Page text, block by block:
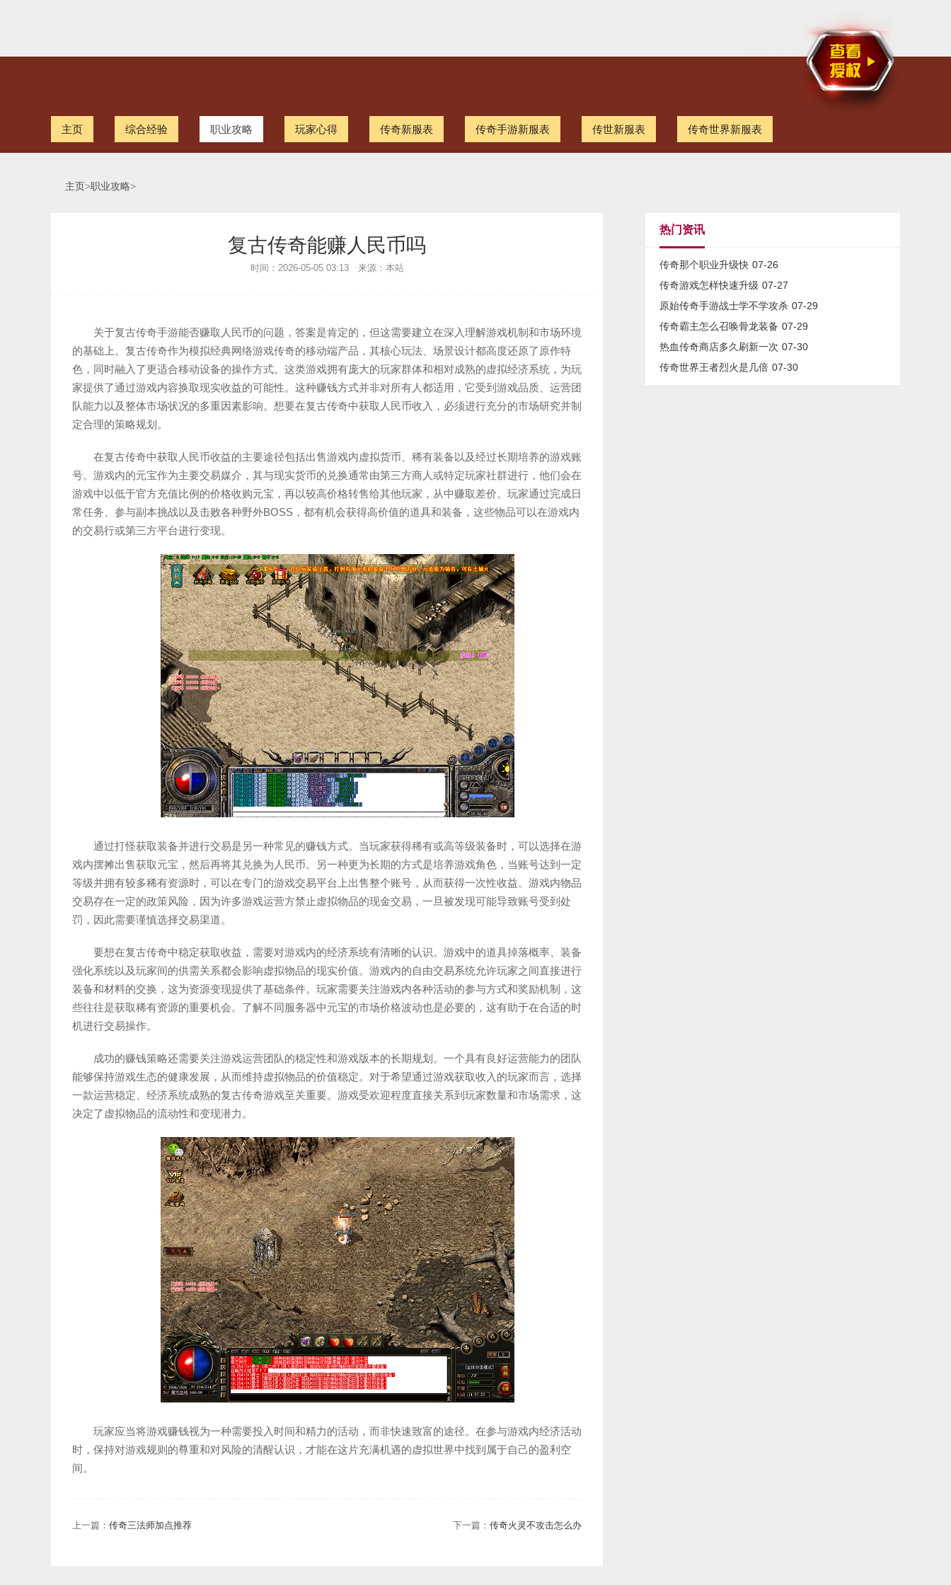
主页 综合经验 职业攻略 玩家心得 传奇新服表 传奇手游新服表 传世新服表 传奇世界新服表
主页>职业攻略>
复古传奇能赚人民币吗
时间：2026-05-05 03:13 来源：本站
关于复古传奇手游能否赚取人民币的问题，答案是肯定的，但这需要建立在深入理解游戏机制和市场环境
的基础上。复古传奇作为模拟经典网络游戏传奇的移动端产品，其核心玩法、场景设计都高度还原了原作特
色，同时融入了更适合移动设备的操作方式。这类游戏拥有庞大的玩家群体和相对成熟的虚拟经济系统，为玩
家提供了通过游戏内容换取现实收益的可能性。这种赚钱方式并非对所有人都适用，它受到游戏品质、运营团
队能力以及整体市场状况的多重因素影响。想要在复古传奇中获取人民币收入，必须进行充分的市场研究并制
定合理的策略规划。
在复古传奇中获取人民币收益的主要途径包括出售游戏内虚拟货币、稀有装备以及经过长期培养的游戏账
号。游戏内的元宝作为主要交易媒介，其与现实货币的兑换通常由第三方商人或特定玩家社群进行，他们会在
游戏中以低于官方充值比例的价格收购元宝，再以较高价格转售给其他玩家，从中赚取差价。玩家通过完成日
常任务、参与副本挑战以及击败各种野外BOSS，都有机会获得高价值的道具和装备，这些物品可以在游戏内
的交易行或第三方平台进行变现。
通过打怪获取装备并进行交易是另一种常见的赚钱方式。当玩家获得稀有或高等级装备时，可以选择在游
戏内摆摊出售获取元宝，然后再将其兑换为人民币。另一种更为长期的方式是培养游戏角色，当账号达到一定
等级并拥有较多稀有资源时，可以在专门的游戏交易平台上出售整个账号，从而获得一次性收益。游戏内物品
交易存在一定的政策风险，因为许多游戏运营方禁止虚拟物品的现金交易，一旦被发现可能导致账号受到处
罚，因此需要谨慎选择交易渠道。
要想在复古传奇中稳定获取收益，需要对游戏内的经济系统有清晰的认识。游戏中的道具掉落概率、装备
强化系统以及玩家间的供需关系都会影响虚拟物品的现实价值。游戏内的自由交易系统允许玩家之间直接进行
装备和材料的交换，这为资源变现提供了基础条件。玩家需要关注游戏内各种活动的参与方式和奖励机制，这
些往往是获取稀有资源的重要机会。了解不同服务器中元宝的市场价格波动也是必要的，这有助于在合适的时
机进行交易操作。
成功的赚钱策略还需要关注游戏运营团队的稳定性和游戏版本的长期规划。一个具有良好运营能力的团队
能够保持游戏生态的健康发展，从而维持虚拟物品的价值稳定。对于希望通过游戏获取收入的玩家而言，选择
一款运营稳定、经济系统成熟的复古传奇游戏至关重要。游戏受欢迎程度直接关系到玩家数量和市场需求，这
决定了虚拟物品的流动性和变现潜力。
玩家应当将游戏赚钱视为一种需要投入时间和精力的活动，而非快速致富的途径。在参与游戏内经济活动
时，保持对游戏规则的尊重和对风险的清醒认识，才能在这片充满机遇的虚拟世界中找到属于自己的盈利空
间。
上一篇： 传奇三法师加点推荐 下一篇： 传奇火灵不攻击怎么办
热门资讯
传奇那个职业升级快 07-26
传奇游戏怎样快速升级 07-27
原始传奇手游战士学不学攻杀 07-29
传奇霸主怎么召唤骨龙装备 07-29
热血传奇商店多久刷新一次 07-30
传奇世界王者烈火是几倍 07-30